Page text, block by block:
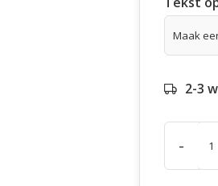
2-3
-